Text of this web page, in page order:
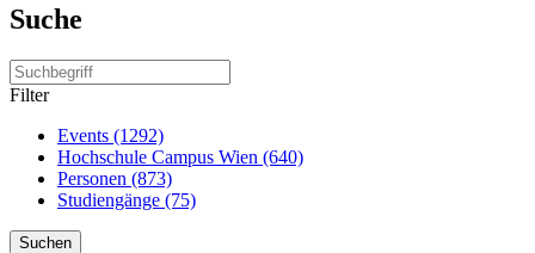
Suche
Filter
Events (1292)
Hochschule Campus Wien (640)
Personen (873)
Studiengänge (75)
Suchen